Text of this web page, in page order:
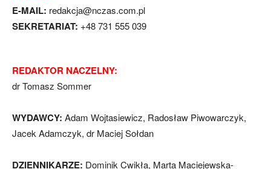
E-MAIL: redakcja@nczas.com.pl
SEKRETARIAT: +48 731 555 039
REDAKTOR NACZELNY:
dr Tomasz Sommer
WYDAWCY: Adam Wojtasiewicz, Radosław Piwowarczyk,
Jacek Adamczyk, dr Maciej Sołdan
DZIENNIKARZE: Dominik Cwikła, Marta Maciejewska-